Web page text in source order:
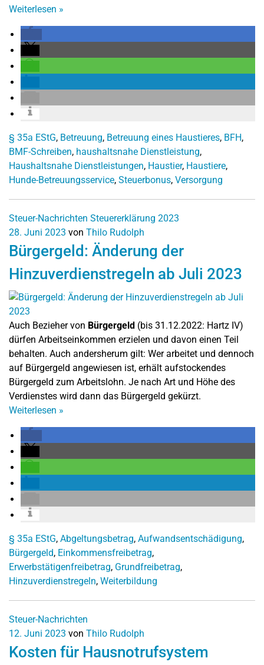
Weiterlesen »
§ 35a EStG, Betreuung, Betreuung eines Haustieres, BFH,
BMF-Schreiben, haushaltsnahe Dienstleistung,
Haushaltsnahe Dienstleistungen, Haustier, Haustiere,
Hunde-Betreuungsservice, Steuerbonus, Versorgung
Steuer-Nachrichten Steuererklärung 2023
28. Juni 2023 von Thilo Rudolph
Bürgergeld: Änderung der
Hinzuverdienstregeln ab Juli 2023
Auch Bezieher von Bürgergeld (bis 31.12.2022: Hartz IV)
dürfen Arbeitseinkommen erzielen und davon einen Teil
behalten. Auch andersherum gilt: Wer arbeitet und dennoch
auf Bürgergeld angewiesen ist, erhält aufstockendes
Bürgergeld zum Arbeitslohn. Je nach Art und Höhe des
Verdienstes wird dann das Bürgergeld gekürzt.
Weiterlesen »
§ 35a EStG, Abgeltungsbetrag, Aufwandsentschädigung,
Bürgergeld, Einkommensfreibetrag,
Erwerbstätigenfreibetrag, Grundfreibetrag,
Hinzuverdienstregeln, Weiterbildung
Steuer-Nachrichten
12. Juni 2023 von Thilo Rudolph
Kosten für Hausnotrufsystem